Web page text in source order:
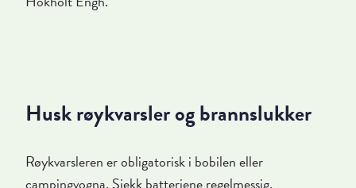
Husk røykvarsler og brannslukker
Røykvarsleren er obligatorisk i bobilen eller
campingvogna. Sjekk batteriene regelmessig.